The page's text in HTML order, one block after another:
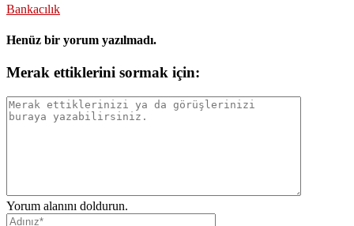
Bankacılık
Henüz bir yorum yazılmadı.
Merak ettiklerini sormak için:
Yorum alanını doldurun.